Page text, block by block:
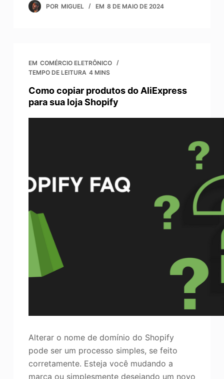
POR MIGUEL EM 8 DE MAIO DE 2024
EM COMÉRCIO ELETRÔNICO
TEMPO DE LEITURA 4 MINS
Como copiar produtos do AliExpress
para sua loja Shopify
Alterar o nome de domínio do Shopify
pode ser um processo simples, se feito
corretamente. Esteja você mudando a
marca ou simplesmente desejando um novo